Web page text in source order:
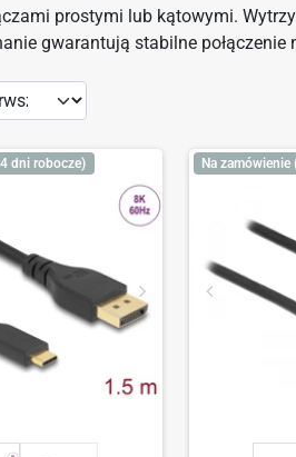
prostymi lub kątowymi.
gwarantują stabilne
dni robocze) Na